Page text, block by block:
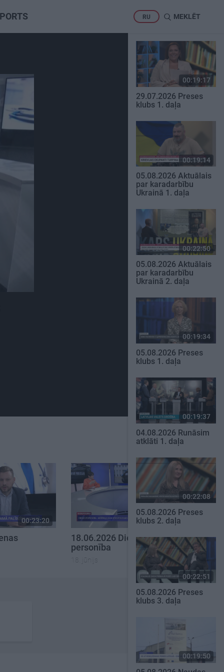
RU MEKLĒT
00:23:20 00:23:08
18.06.2026 Dienas
personība
18. jūnijs
00:19:17
29.07.2026 Preses
klubs 1. daļa
00:19:14
05.08.2026 Aktuālais
par karadarbību
Ukrainā 1. daļa
00:22:50
05.08.2026 Aktuālais
par karadarbību
Ukrainā 2. daļa
00:19:34
05.08.2026 Preses
klubs 1. daļa
00:19:37
04.08.2026 Runāsim
atklāti 1. daļa
00:22:08
05.08.2026 Preses
klubs 2. daļa
00:22:51
05.08.2026 Preses
klubs 3. daļa
00:19:50